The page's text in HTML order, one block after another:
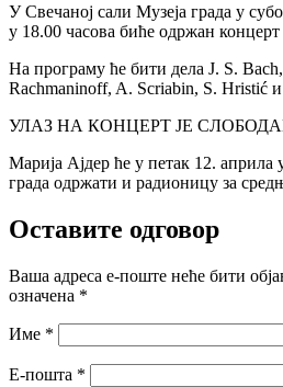
У Свечаној сали Музеја града у
у 18.00 часова биће одржан
На програму ће бити дела J. S.
Rachmaninoff, A. Scriabin, S. Hristić
УЛАЗ НА КОНЦЕРТ ЈЕ
Марија Ајдер ће у петак 12. априла
града одржати и радионицу за
Оставите одговор
Ваша адреса е-поште неће бити
означена *
Име *
Е-пошта *